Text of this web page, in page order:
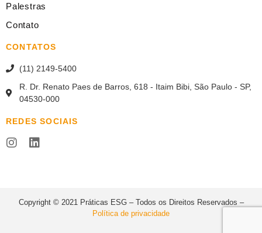
Palestras
Contato
CONTATOS
(11) 2149-5400
R. Dr. Renato Paes de Barros, 618 - Itaim Bibi, São Paulo - SP,
04530-000
REDES SOCIAIS
Copyright © 2021 Práticas ESG – Todos os Direitos Reservados –
Política de privacidade